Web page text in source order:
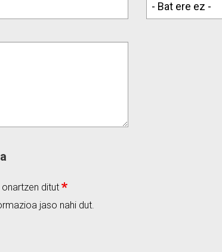
ditut
jaso nahi dut.